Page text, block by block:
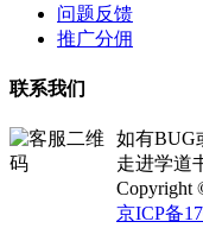
问题反馈
推广分佣
联系我们
如有BUG
走进学道
Copyright
京ICP备